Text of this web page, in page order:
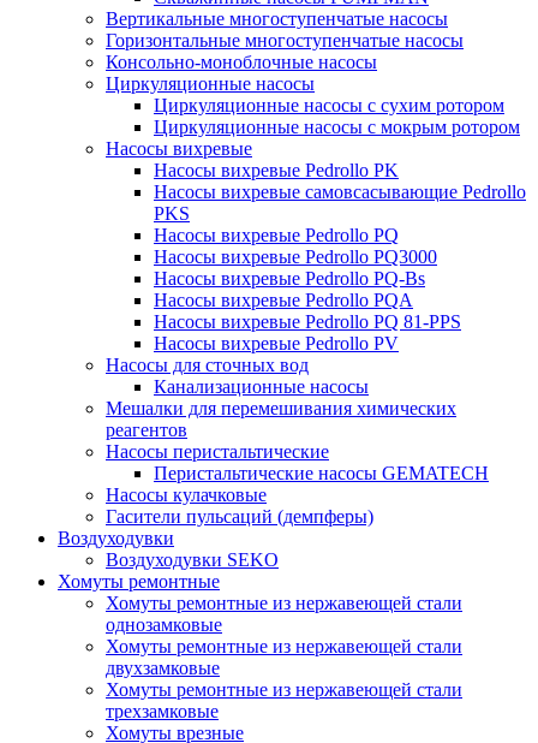
Вертикальные многоступенчатые насосы
Горизонтальные многоступенчатые насосы
Консольно-моноблочные насосы
Циркуляционные насосы
Циркуляционные насосы с сухим ротором
Циркуляционные насосы с мокрым ротором
Насосы вихревые
Насосы вихревые Pedrollo PK
Насосы вихревые самовсасывающие Pedrollo
PKS
Насосы вихревые Pedrollo PQ
Насосы вихревые Pedrollo PQ3000
Насосы вихревые Pedrollo PQ-Bs
Насосы вихревые Pedrollo PQA
Насосы вихревые Pedrollo PQ 81-PPS
Насосы вихревые Pedrollo PV
Насосы для сточных вод
Канализационные насосы
Мешалки для перемешивания химических
реагентов
Насосы перистальтические
Перистальтические насосы GEMATECH
Насосы кулачковые
Гасители пульсаций (демпферы)
Воздуходувки
Воздуходувки SEKO
Хомуты ремонтные
Хомуты ремонтные из нержавеющей стали
однозамковые
Хомуты ремонтные из нержавеющей стали
двухзамковые
Хомуты ремонтные из нержавеющей стали
трехзамковые
Хомуты врезные